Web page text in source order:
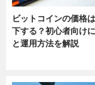
ビットコインの価格
下する？初心者向け
と運用方法を解説